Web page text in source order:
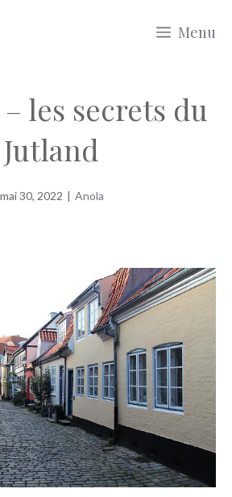
Menu
les secrets du
Jutland
mai 30, 2022 | Anola